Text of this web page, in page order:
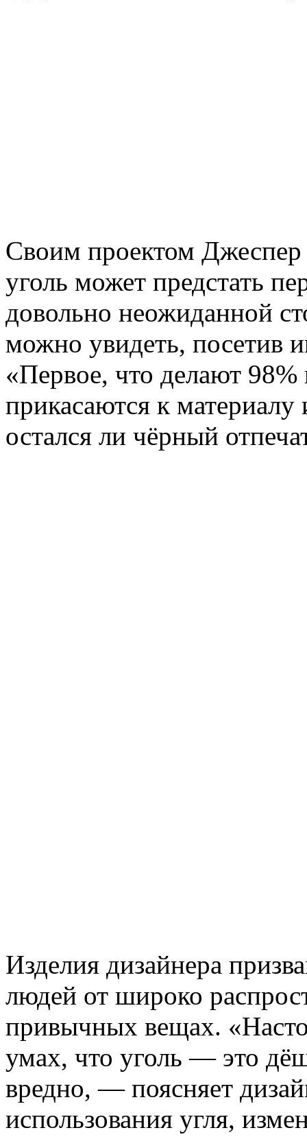
Своим проектом Джеспер
уголь может предстать
довольно неожиданной
можно увидеть, посетив
«Первое, что делают 98%
прикасаются к
остался ли чёрный
Изделия дизайнера
людей от широко
привычных вещах.
умах, что уголь — это
вредно, — поясняет
использования угля,